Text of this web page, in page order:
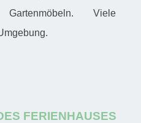
Viele
FERIENHAUSES